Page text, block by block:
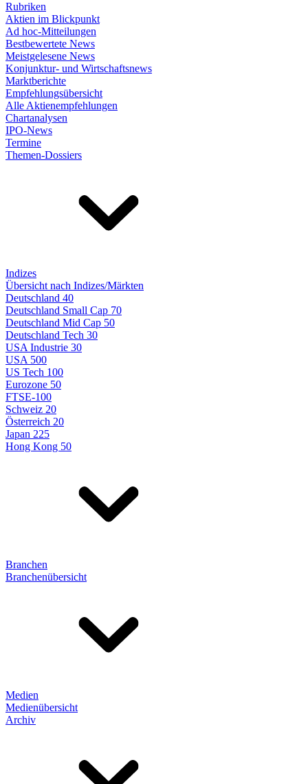
Rubriken
Aktien im Blickpunkt
Ad hoc-Mitteilungen
Bestbewertete News
Meistgelesene News
Konjunktur- und Wirtschaftsnews
Marktberichte
Empfehlungsübersicht
Alle Aktienempfehlungen
Chartanalysen
IPO-News
Termine
Themen-Dossiers
Indizes
Übersicht nach Indizes/Märkten
Deutschland 40
Deutschland Small Cap 70
Deutschland Mid Cap 50
Deutschland Tech 30
USA Industrie 30
USA 500
US Tech 100
Eurozone 50
FTSE-100
Schweiz 20
Österreich 20
Japan 225
Hong Kong 50
Branchen
Branchenübersicht
Medien
Medienübersicht
Archiv